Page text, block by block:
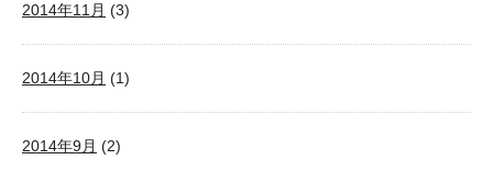
2014年11月 (3)
2014年10月 (1)
2014年9月 (2)